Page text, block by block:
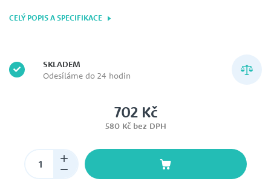
CELÝ POPIS A SPECIFIKACE
SKLADEM
Odesíláme do 24 hodin
702 Kč
580 Kč bez DPH